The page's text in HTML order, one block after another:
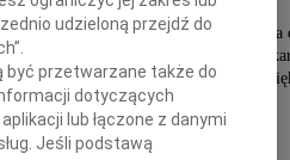
bólu zawiadamiamy, że 31. lipca odeszła
Mama i Babcia oraz wspaniały
dobra i wielka duchem, która żyła
udzieloną przejdź do
być przetwarzane także do
dotyczących
lub łączone z danymi
Jeśli podstawą